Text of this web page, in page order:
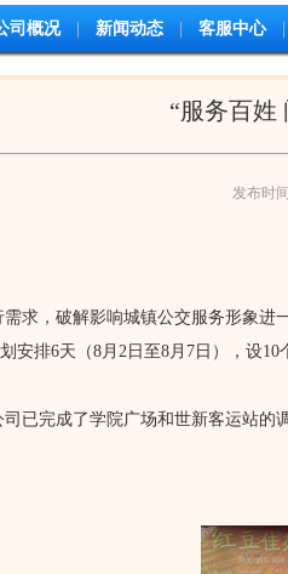
司概况 新闻动态 客服中心
“服务百姓
发布时
，破解影响城镇公交服务形象进
安排6天（8月2日至8月7日），设
完成了学院广场和世新客运站的